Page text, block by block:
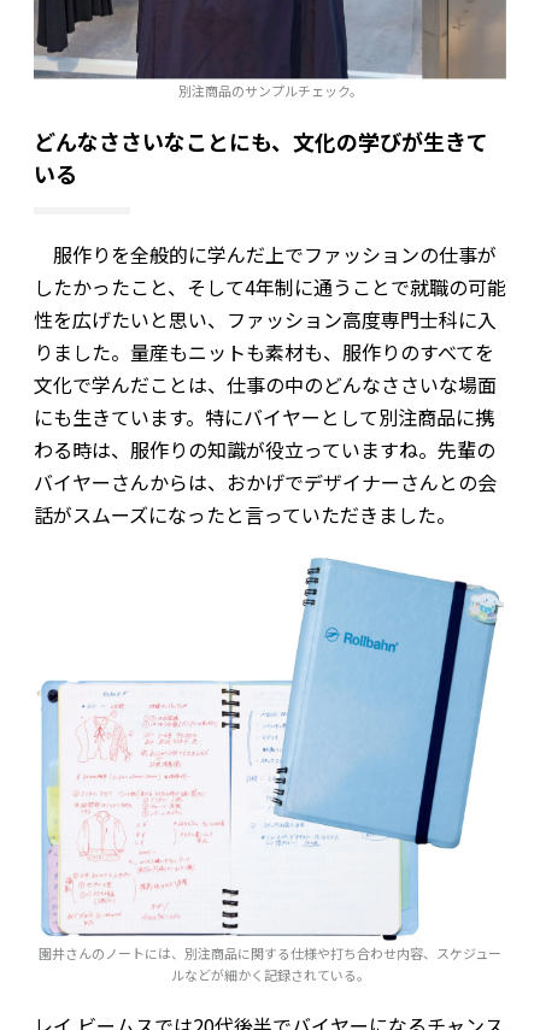
別注商品のサンプルチェック。
どんなささいなことにも、文化の学びが生きて
いる
服作りを全般的に学んだ上でファッションの仕事が
したかったこと、そして4年制に通うことで就職の可能
性を広げたいと思い、ファッション高度専門士科に入
りました。量産もニットも素材も、服作りのすべてを
文化で学んだことは、仕事の中のどんなささいな場面
にも生きています。特にバイヤーとして別注商品に携
わる時は、服作りの知識が役立っていますね。先輩の
バイヤーさんからは、おかげでデザイナーさんとの会
話がスムーズになったと言っていただきました。
園井さんのノートには、別注商品に関する仕様や打ち合わせ内容、スケジュー
ルなどが細かく記録されている。